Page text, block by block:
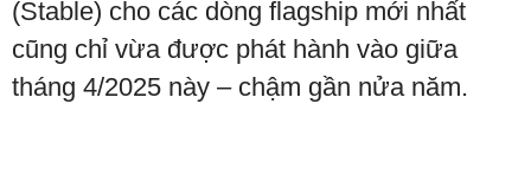
(Stable) cho các dòng flagship mới nhất
cũng chỉ vừa được phát hành vào giữa
tháng 4/2025 này – chậm gần nửa năm.